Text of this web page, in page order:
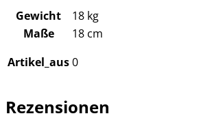
Gewicht
18 kg
Maße
18 cm
Artikel_aus0
Rezensionen